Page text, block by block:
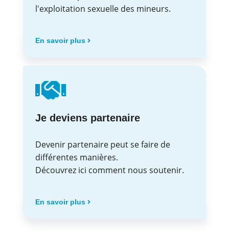
l'exploitation sexuelle des mineurs.
En savoir plus
Je deviens partenaire
Devenir partenaire peut se faire de
différentes manières.
Découvrez ici comment nous soutenir.
En savoir plus